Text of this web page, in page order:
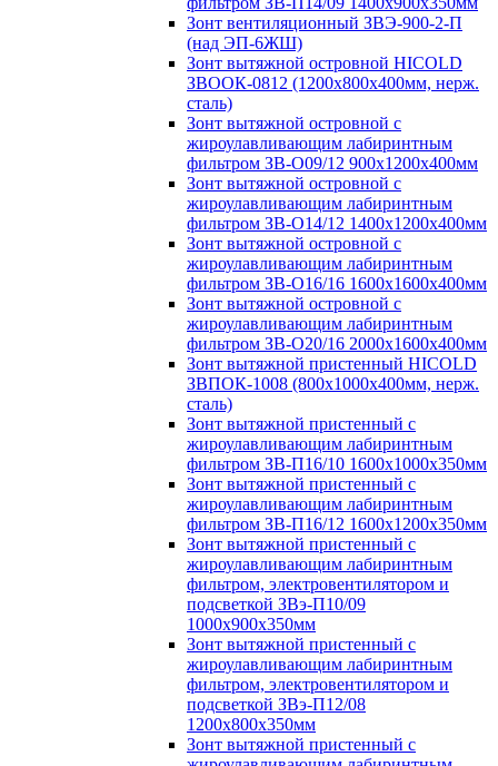
Зонт вентиляционный ЗВЭ-900-2-П
(над ЭП-6ЖШ)
Зонт вытяжной островной HICOLD
ЗВООК-0812 (1200х800x400мм, нерж.
сталь)
Зонт вытяжной островной с
жироулавливающим лабиринтным
фильтром ЗВ-О09/12 900х1200х400мм
Зонт вытяжной островной с
жироулавливающим лабиринтным
фильтром ЗВ-О14/12 1400х1200х400мм
Зонт вытяжной островной с
жироулавливающим лабиринтным
фильтром ЗВ-О16/16 1600х1600х400мм
Зонт вытяжной островной с
жироулавливающим лабиринтным
фильтром ЗВ-О20/16 2000х1600х400мм
Зонт вытяжной пристенный HICOLD
ЗВПОК-1008 (800х1000х400мм, нерж.
сталь)
Зонт вытяжной пристенный с
жироулавливающим лабиринтным
фильтром ЗВ-П16/10 1600х1000х350мм
Зонт вытяжной пристенный с
жироулавливающим лабиринтным
фильтром ЗВ-П16/12 1600х1200х350мм
Зонт вытяжной пристенный с
жироулавливающим лабиринтным
фильтром, электровентилятором и
подсветкой ЗВэ-П10/09
1000х900х350мм
Зонт вытяжной пристенный с
жироулавливающим лабиринтным
фильтром, электровентилятором и
подсветкой ЗВэ-П12/08
1200х800х350мм
Зонт вытяжной пристенный с